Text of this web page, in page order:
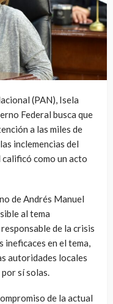
(PAN), Isela
Federal busca que
a las miles de
inclemencias del
como un acto
de Andrés Manuel
al tema
de la crisis
en el tema,
autoridades locales
sí solas.
de la actual